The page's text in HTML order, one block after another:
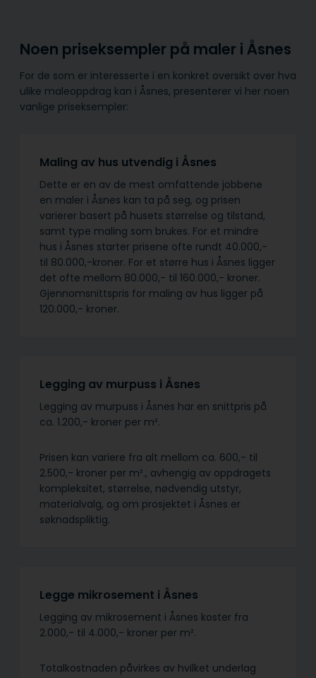
Noen priseksempler på maler i Åsnes
For de som er interesserte i en konkret oversikt over hva
ulike maleoppdrag kan i Åsnes, presenterer vi her noen
vanlige priseksempler:
Maling av hus utvendig i Åsnes
Dette er en av de mest omfattende jobbene
en maler i Åsnes kan ta på seg, og prisen
varierer basert på husets størrelse og tilstand,
samt type maling som brukes. For et mindre
hus i Åsnes starter prisene ofte rundt 40.000,-
til 80.000,-kroner. For et større hus i Åsnes ligger
det ofte mellom 80.000,- til 160.000,- kroner.
Gjennomsnittspris for maling av hus ligger på
120.000,- kroner.
Legging av murpuss i Åsnes
Legging av murpuss i Åsnes har en snittpris på
ca. 1.200,- kroner per m².
Prisen kan variere fra alt mellom ca. 600,- til
2.500,- kroner per m²., avhengig av oppdragets
kompleksitet, størrelse, nødvendig utstyr,
materialvalg, og om prosjektet i Åsnes er
søknadspliktig.
Legge mikrosement i Åsnes
Legging av mikrosement i Åsnes koster fra
2.000,- til 4.000,- kroner per m².
Totalkostnaden påvirkes av hvilket underlag